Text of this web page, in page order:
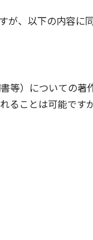
が、以下の内容に
等）についての著
ることは可能です
ても出来ません。